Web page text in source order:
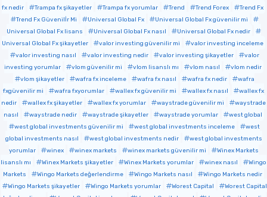
fx nedir
Trampa fx şikayetler Trampa fx yorumlar Trend Trend Forex
Trend Fx
Trend Fx Güvenilİr Mi
Universal Global Fx
Universal Global Fx güvenilir mi
Universal Global Fx lisans
Universal Global Fx nasıl
Universal Global Fx nedir
Universal Global Fx şikayetler
valor investing güvenilir mi
valor investing inceleme
valor investing nasıl
valor investing nedir valor investing şikayetler
valor
investing yorumlar
vlom güvenilir mi vlom lisanslı mı vlom nasıl
vlom nedir
vlom şikayetler
wafra fx inceleme wafra fx nasıl wafra fx nedir
wafra
fxgüvenilir mi
wafra fxyorumlar wallex fx güvenilir mi wallex fx nasıl
wallex fx
nedir
wallex fx şikayetler wallex fx yorumlar waystrade güvenilir mi
waystrade
nasıl
waystrade nedir waystrade şikayetler waystrade yorumlar
west global
west global investments güvenilir mi
west global investments inceleme
west
global investments nasıl
west global investments nedir
west global investments
yorumlar
winex winex markets winex markets güvenilir mi
Winex Markets
lisanslı mı
Winex Markets şikayetler Winex Markets yorumlar winex nasıl
Wingo
Markets
Wingo Markets değerlendirme Wingo Markets nasıl
Wingo Markets nedir
Wingo Markets şikayetler
Wingo Markets yorumlar Worest Capital
Worest Capital